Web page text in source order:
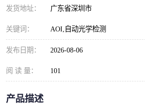
发货地址： 广东省深圳市
关键词： AOI,自动光学检测
发布日期： 2026-08-06
阅 读 量： 101
产品描述